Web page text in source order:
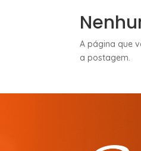
A página que
a postagem.